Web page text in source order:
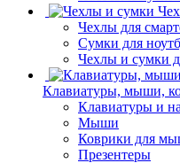
Чехлы для
Сумки для
Чехлы и сумки
Клавиатуры, мыши,
Клавиатуры и
Мыши
Коврики для
Презентеры